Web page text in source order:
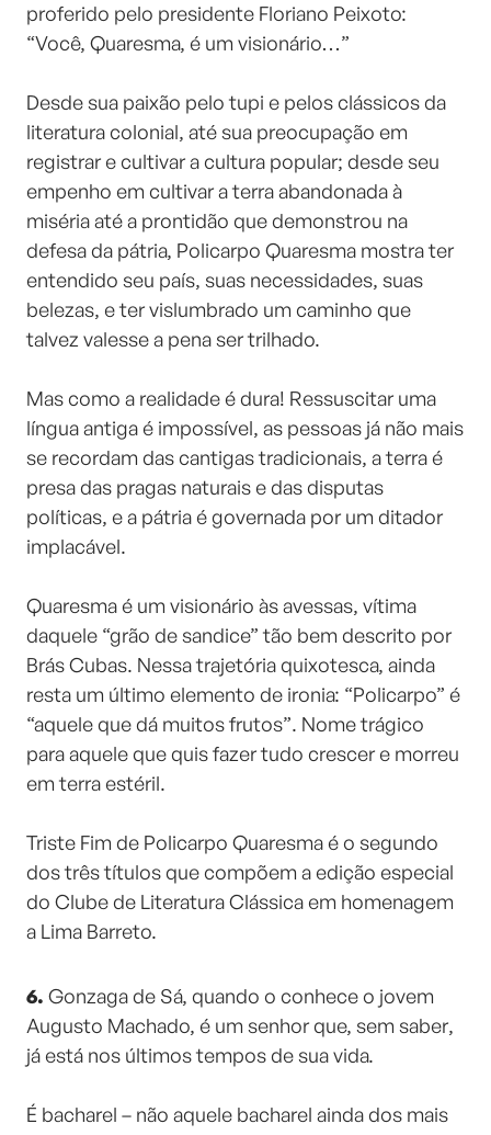
proferido pelo presidente Floriano Peixoto:
“Você, Quaresma, é um visionário…”
Desde sua paixão pelo tupi e pelos clássicos da
literatura colonial, até sua preocupação em
registrar e cultivar a cultura popular; desde seu
empenho em cultivar a terra abandonada à
miséria até a prontidão que demonstrou na
defesa da pátria, Policarpo Quaresma mostra ter
entendido seu país, suas necessidades, suas
belezas, e ter vislumbrado um caminho que
talvez valesse a pena ser trilhado.
Mas como a realidade é dura! Ressuscitar uma
língua antiga é impossível, as pessoas já não mais
se recordam das cantigas tradicionais, a terra é
presa das pragas naturais e das disputas
políticas, e a pátria é governada por um ditador
implacável.
Quaresma é um visionário às avessas, vítima
daquele “grão de sandice” tão bem descrito por
Brás Cubas. Nessa trajetória quixotesca, ainda
resta um último elemento de ironia: “Policarpo” é
“aquele que dá muitos frutos”. Nome trágico
para aquele que quis fazer tudo crescer e morreu
em terra estéril.
Triste Fim de Policarpo Quaresma é o segundo
dos três títulos que compõem a edição especial
do Clube de Literatura Clássica em homenagem
a Lima Barreto.
6. Gonzaga de Sá, quando o conhece o jovem
Augusto Machado, é um senhor que, sem saber,
já está nos últimos tempos de sua vida.
É bacharel – não aquele bacharel ainda dos mais